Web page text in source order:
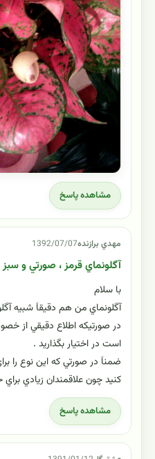
مشاهده پاسخ
مهدي برازنده1392/07/07
آگلونماي قرمز ، صورتي و سبز
با سلام
آگلونماي من هم دقيقاَ شبيه
در صورتيكه اطلاع دقيقي از
است در اختيار بگذاريد .
ضمناَ در صورتي كه اين نوع را
كنيد چون علاقمندان زيادي
مشاهده پاسخ